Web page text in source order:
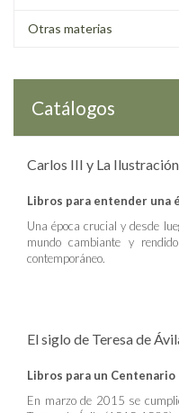
Otras materias
Catálogos
Carlos III y La Ilustración
Libros para entender una
Una época crucial y desde
mundo cambiante y
contemporáneo.
El siglo de Teresa de
Libros para un Centenario
En marzo de 2015 se